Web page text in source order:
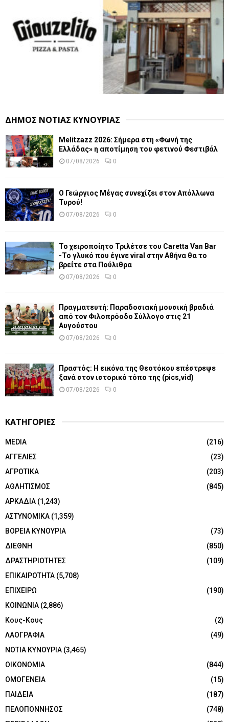
ΔΗΜΟΣ ΝΟΤΙΑΣ ΚΥΝΟΥΡΙΑΣ
Melitzazz 2026: Σήμερα στη «Φωνή της
Ελλάδας» η αποτίμηση του φετινού Φεστιβάλ
07/08/2026 0
Ο Γεώργιος Μέγας συνεχίζει στον Απόλλωνα
Τυρού!
07/08/2026 0
Το χειροποίητο Τριλέτσε του Caretta Van Bar
-Το γλυκό που έγινε viral στην Αθήνα θα το
βρείτε στα Πούλιθρα
07/08/2026 0
Πραγματευτή: Παραδοσιακή μουσική βραδιά
από τον Φιλοπρόοδο Σύλλογο στις 21
Αυγούστου
07/08/2026 0
Πραστός: Η εικόνα της Θεοτόκου επέστρεψε
ξανά στον ιστορικό τόπο της (pics,vid)
07/08/2026 0
ΚΑΤΗΓΟΡΙΕΣ
MEDIA
(216)
ΑΓΓΕΛΙΕΣ
(23)
ΑΓΡΟΤΙΚΑ
(203)
ΑΘΛΗΤΙΣΜΟΣ
(845)
ΑΡΚΑΔΙΑ (1,243)
ΑΣΤΥΝΟΜΙΚΑ (1,359)
ΒΟΡΕΙΑ ΚΥΝΟΥΡΙΑ
(73)
ΔΙΕΘΝΗ
(850)
ΔΡΑΣΤΗΡΙΟΤΗΤΕΣ
(109)
ΕΠΙΚΑΙΡΟΤΗΤΑ (5,708)
ΕΠΙΧΕΙΡΩ
(190)
ΚΟΙΝΩΝΙΑ (2,886)
Κους-Κους
(2)
ΛΑΟΓΡΑΦΙΑ
(49)
ΝΟΤΙΑ ΚΥΝΟΥΡΙΑ (3,465)
ΟΙΚΟΝΟΜΙΑ
(844)
ΟΜΟΓΕΝΕΙΑ
(15)
ΠΑΙΔΕΙΑ
(187)
ΠΕΛΟΠΟΝΝΗΣΟΣ
(748)